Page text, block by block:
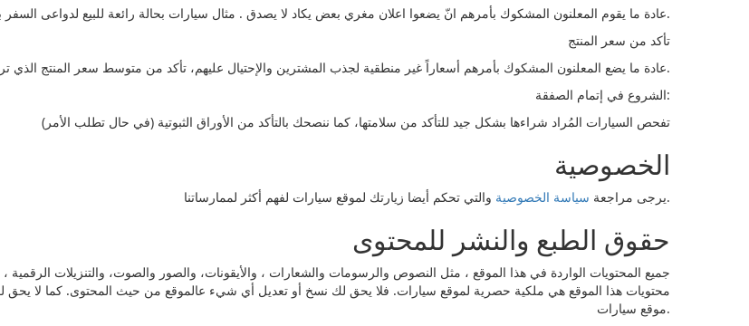
عادة ما يقوم المعلنون المشكوك بأمرهم انّ يضعوا اعلان مغري بعض يكاد لا يصدق . مثال سيارات بحالة رائعة للبيع لدواعى السفر بنصف الثمن، لذا عليك ان تتوخى الحذر عند التعامل مع مثل هؤلاء المعلنين.
تأكد من سعر المنتج
عادة ما يضع المعلنون المشكوك بأمرهم أسعاراً غير منطقية لجذب المشترين والإحتيال عليهم، تأكد من متوسط سعر المنتج الذي ترغب في شراءه.
الشروع في إتمام الصفقة:
تفحص السيارات المُراد شراءها بشكل جيد للتأكد من سلامتها، كما ننصحك بالتأكد من الأوراق الثبوتية (في حال تطلب الأمر)
الخصوصية
يرجى مراجعة سياسة الخصوصية والتي تحكم أيضا زيارتك لموقع سيارات لفهم أكثر لممارساتنا.
حقوق الطبع والنشر للمحتوى
جميع المحتويات الواردة في هذا الموقع ، مثل النصوص والرسومات والشعارات ، والأيقونات، والصور والصوت، والتنزيلات
محتويات هذا الموقع هي ملكية حصرية لموقع سيارات. فلا يحق لك نسخ أو تعديل أي شيء عالموقع من حيث المحتوى. كما لا يحق
موقع سيارات.